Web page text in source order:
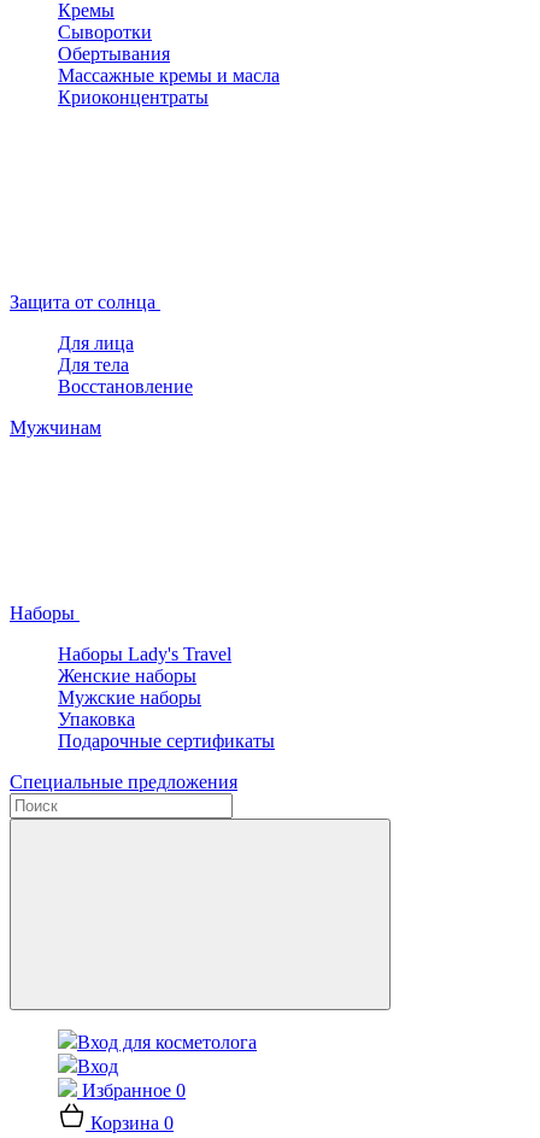
Кремы
Сыворотки
Обертывания
Массажные кремы и масла
Криоконцентраты
Защита от солнца
Для лица
Для тела
Восстановление
Мужчинам
Наборы
Наборы Lady's Travel
Женские наборы
Мужские наборы
Упаковка
Подарочные сертификаты
Специальные предложения
Вход для косметолога
Вход
Избранное 0
Корзина 0